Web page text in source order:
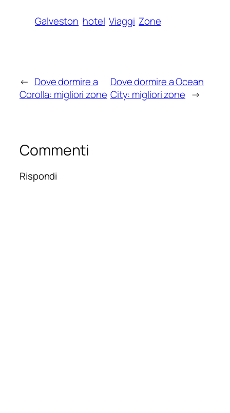
Galveston hotel Viaggi Zone
← Dove dormire a
Corolla: migliori zone
Dove dormire a Ocean
City: migliori zone →
Commenti
Rispondi